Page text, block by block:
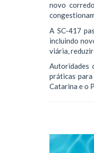
novo
A SC-417
incluindo
viária,
Autoridades
práticas
Catarina e o